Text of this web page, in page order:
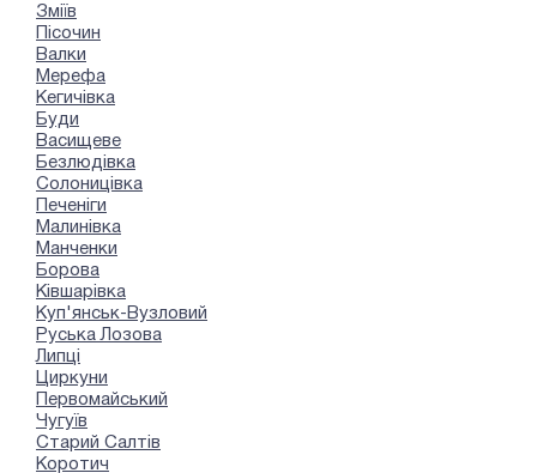
Зміїв
Пісочин
Валки
Мерефа
Кегичівка
Буди
Васищеве
Безлюдівка
Солоницівка
Печеніги
Малинівка
Манченки
Борова
Ківшарівка
Куп'янськ-Вузловий
Руська Лозова
Липці
Циркуни
Первомайський
Чугуїв
Старий Салтів
Коротич